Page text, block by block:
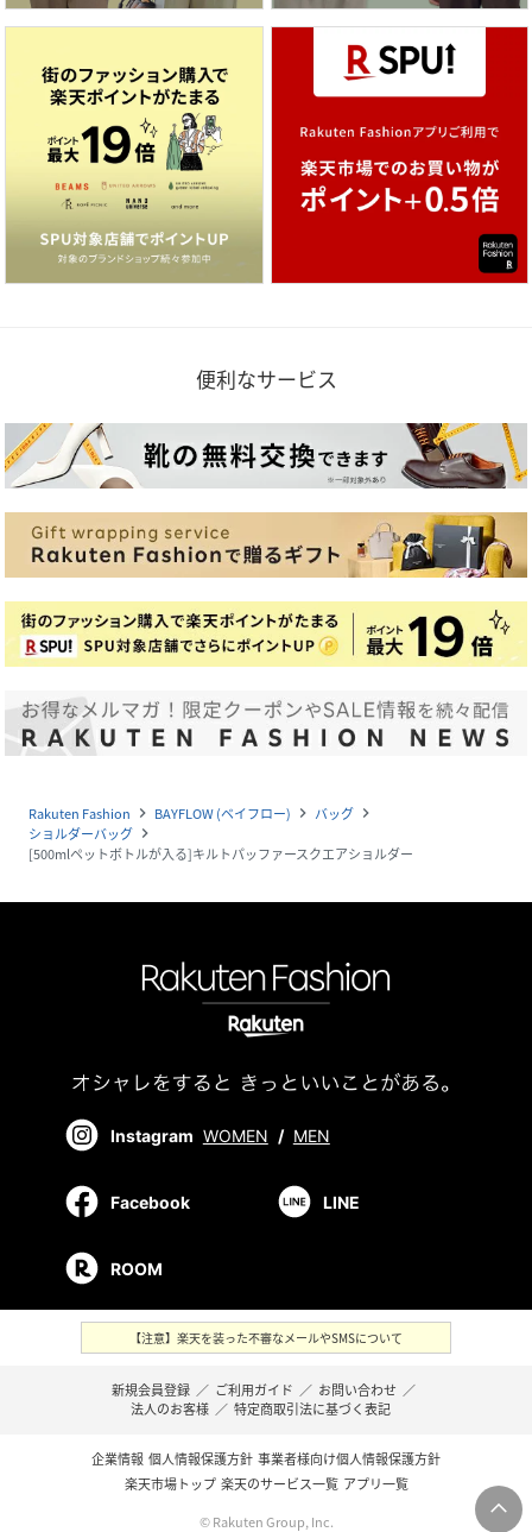
便利なサービス
Rakuten Fashion navigate_next BAYFLOW (ベイフロー) navigate_next バッグ navigate_next
ショルダーバッグ navigate_next
[500mlペットボトルが入る]キルトパッファースクエアショルダー
Instagram WOMEN / MEN
Facebook LINE
ROOM
【注意】楽天を装った不審なメールやSMSについて
新規会員登録 ／ ご利用ガイド ／ お問い合わせ ／
法人のお客様 ／ 特定商取引法に基づく表記
企業情報 個人情報保護方針 事業者様向け個人情報保護方針
楽天市場トップ 楽天のサービス一覧 アプリ一覧
© Rakuten Group, Inc.